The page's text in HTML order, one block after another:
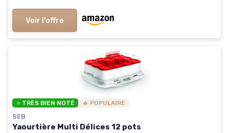
Voir l'offre
⭐ TRÈS BIEN NOTÉ 🔥 POPULAIRE
SEB
Yaourtière Multi Délices 12 pots